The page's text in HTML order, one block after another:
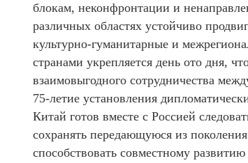
блокам, неконфронтации и
различных областях устойчиво
культурно-гуманитарные и
странами укрепляется день ото дня,
взаимовыгодного сотрудничества
75-летие установления
Китай готов вместе с Россией
сохранять передающуюся из
способствовать совместному